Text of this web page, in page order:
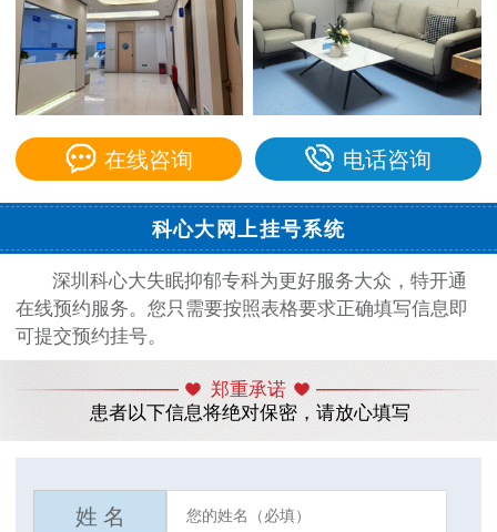
在线咨询 电话咨询
科心大网上挂号系统
深圳科心大失眠抑郁专科为更好服务大众，特开通
在线预约服务。您只需要按照表格要求正确填写信息即
可提交预约挂号。
郑重承诺
患者以下信息将绝对保密，请放心填写
姓 名